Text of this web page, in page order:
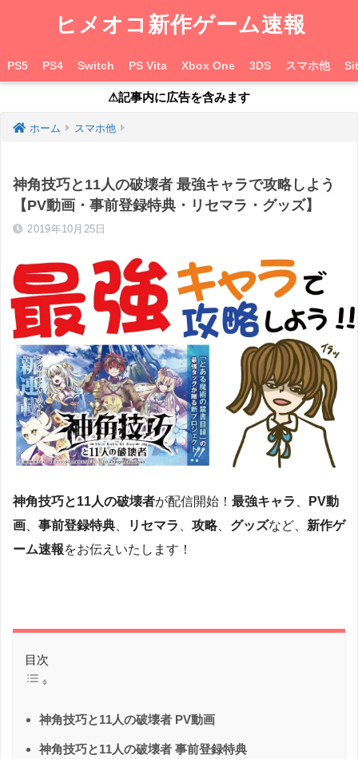
ヒメオコ新作ゲーム速報
PS5 PS4 Switch PS Vita Xbox One 3DS スマホ他
⚠︎記事内に広告を含みます
ホーム スマホ他
神角技巧と11人の破壊者 最強キャラで攻略しよう
【PV動画・事前登録特典・リセマラ・グッズ】
2019年10月25日
神角技巧と11人の破壊者が配信開始！ 最強キャラ
PV動
画
事前登録特典 リセマラ 攻略、 グッズなど、 新作ゲ
ーム速報をお伝えいたします！
目次
神角技巧と11人の破壊者 PV動画
神角技巧と11人の破壊者 事前登録特典